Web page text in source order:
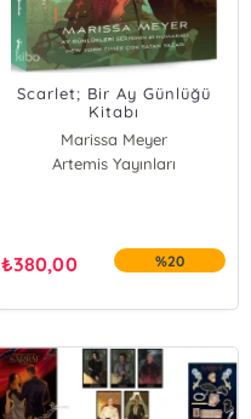
Scarlet; Bir Ay Günlüğü
Kitabı
Marissa Meyer
Artemis Yayınları
₺380,00 %20